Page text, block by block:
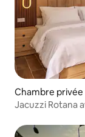
Chambre privée
Jacuzzi Rotana